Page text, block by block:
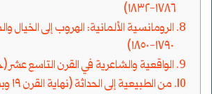
١٧٨٦-١٨٣٢)
الرومانسية الألمانية: الهروب إلى الخيال
١٧٩٠-١٨٥٠)
الواقعية والشاعرية في القرن التاسع عشر (حوالي
من الطبيعية إلى الحداثة (نهاية القرن ١٩ وبداية القرن ٢٠)